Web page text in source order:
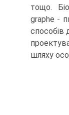
тощо.
graphe -
способів
шляху